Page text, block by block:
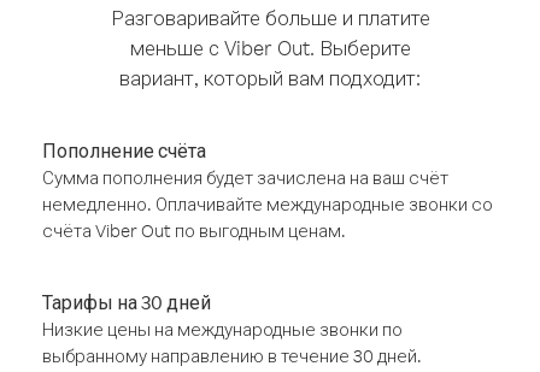
Разговаривайте больше и платите
меньше с Viber Out. Выберите
вариант, который вам подходит:
Пополнение счёта
Сумма пополнения будет зачислена на ваш счёт
немедленно. Оплачивайте международные звонки со
счёта Viber Out по выгодным ценам.
Тарифы на 30 дней
Низкие цены на международные звонки по
выбранному направлению в течение 30 дней.